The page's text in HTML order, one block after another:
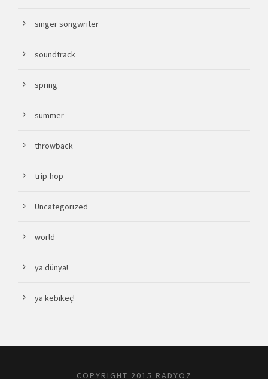
singer songwriter
soundtrack
spring
summer
throwback
trip-hop
Uncategorized
world
ya dünya!
ya kebikeç!
COPYRIGHT 2015 RADYOZ